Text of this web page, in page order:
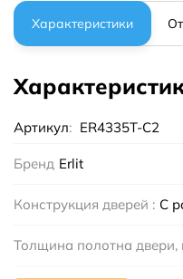
Характеристики
Артикул: ER4335T-C2
Бренд Erlit
Конструкция дверей : С
Толщина полотна двери,